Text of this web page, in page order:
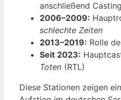
anschließend
2006–2009:
schlechte Zeiten
2013–2019: Rolle
Seit 2023:
Toten (RTL)
Diese Stationen zeigen